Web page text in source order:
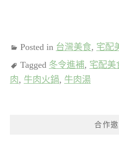
Posted in 台灣美食, 宅配
Tagged 冬令進補, 宅配美
肉, 牛肉火鍋, 牛肉湯
合作